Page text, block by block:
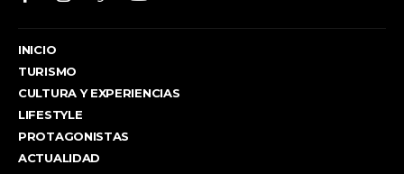
INICIO
TURISMO
CULTURA Y EXPERIENCIAS
LIFESTYLE
PROTAGONISTAS
ACTUALIDAD